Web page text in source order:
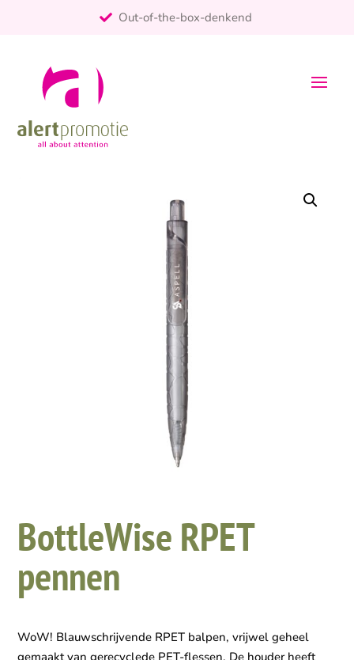
Out-of-the-box-denkend
BottleWise RPET
pennen
WoW! Blauwschrijvende RPET balpen, vrijwel geheel